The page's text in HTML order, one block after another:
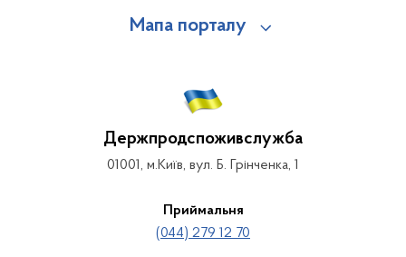
Мапа порталу
Держпродспоживслужба
01001, м.Київ, вул. Б. Грінченка, 1
Приймальня
(044) 279 12 70